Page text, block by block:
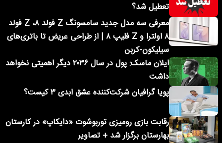
تعطیل شد؟
معرفی سه مدل جدید سامسونگ Z فولد ۸، Z فولد
۸ اولترا و Z فلیپ ۸ | از طراحی عریض تا باتری‌های
سیلیکون-کربن
ایلان ماسک: پول در سال ۲۰۳۶ دیگر اهمیتی نخواهد
داشت
پویا گرافیان شرکت‌کننده عشق ابدی ۳ کیست؟
رقابت بازی رومیزی توربوشوت «دایکاپ» در کارستان
بهارستان برگزار شد + تصاویر